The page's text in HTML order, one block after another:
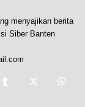
menyajikan berita
Siber Banten